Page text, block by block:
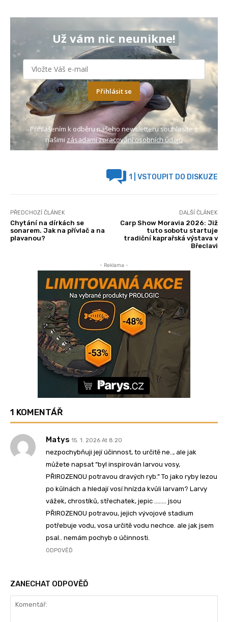
Už vám nic neunikne!
Přihlásit se
Přihlášením k odběru našeho newsletteru souhlasíte s
našimi zásadami zpracování osobních údajů
1 | VSTOUPIT DO DISKUZE
PŘEDCHOZÍ ČLÁNEK
Chytání na dírkách se
sonarem. Jak na přívlač a na
plavanou?
DALŠÍ ČLÁNEK
Carp Show Moravia 2026: Již
tuto sobotu startuje
tradiční kaprařská výstava v
Břeclavi
- Reklama -
1 KOMENTÁŘ
Matys 15. 1. 2026 At 8:20
nezpochybňuji její účinnost, to určitě ne.., ale jak
můžete napsat “byl inspirován larvou vosy,
PŘIROZENOU potravou dravých ryb.” To jako ryby lezou
po kůlnách a hledají vosí hnízda kvůli larvam? Larvy
vážek, chrostíků, střechatek, jepic …….. jsou
PŘIROZENOU potravou, jejich vývojové stadium
potřebuje vodu, vosa určitě vodu nechce. ale jak jsem
psal.. nemám pochyb o účinnosti.
ODPOVĚĎ
ZANECHAT ODPOVĚĎ